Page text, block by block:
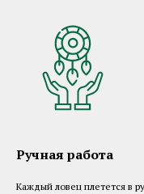
Ручная работа
Каждый ловец плетется в